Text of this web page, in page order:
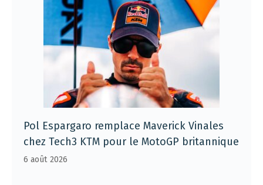
Pol Espargaro remplace Maverick Vinales
chez Tech3 KTM pour le MotoGP britannique
6 août 2026